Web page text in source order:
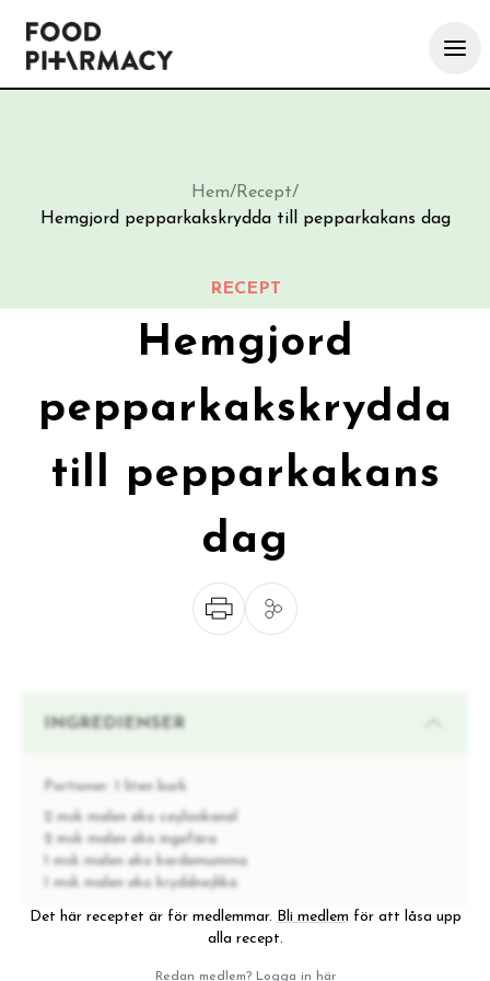
Hem/Recept/
Hemgjord pepparkakskrydda till pepparkakans dag
RECEPT
Hemgjord
pepparkakskrydda
till pepparkakans
dag
INGREDIENSER
Portioner:
1 liten burk
2 msk malen eko ceylonkanel
2 msk malen eko ingefära
1 msk malen eko kardemumma
1 msk malen eko kryddnejlika
Det här receptet är för medlemmar. Bli medlem för att låsa upp
alla recept.
Redan medlem? Logga in här